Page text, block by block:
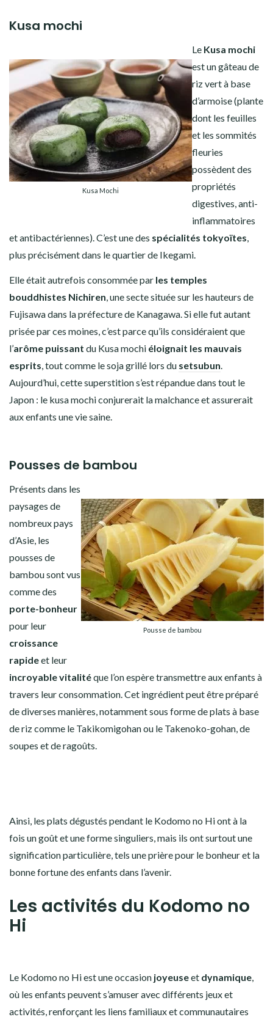
Kusa mochi
Kusa Mochi
Le Kusa mochi
est un gâteau de
riz vert à base
d’armoise (​​plante
dont les feuilles
et les sommités
fleuries
possèdent des
propriétés
digestives, anti-
inflammatoires
et antibactériennes). C’est une des spécialités tokyoïtes,
plus précisément dans le quartier de Ikegami.
Elle était autrefois consommée par les temples
bouddhistes Nichiren, une secte située sur les hauteurs de
Fujisawa dans la préfecture de Kanagawa. Si elle fut autant
prisée par ces moines, c’est parce qu’ils considéraient que
l’arôme puissant du Kusa mochi éloignait les mauvais
esprits, tout comme le soja grillé lors du setsubun.
Aujourd’hui, cette superstition s’est répandue dans tout le
Japon : le kusa mochi conjurerait la malchance et assurerait
aux enfants une vie saine.
Pousses de bambou
Pousse de bambou
Présents dans les
paysages de
nombreux pays
d’Asie, les
pousses de
bambou sont vus
comme des
porte-bonheur
pour leur
croissance
rapideet leur
incroyable vitalitéque l’on espère transmettre aux enfants à
travers leur consommation. Cet ingrédient peut être préparé
de diverses manières, notamment sous forme de plats à base
de riz comme le Takikomigohan ou le Takenoko-gohan, de
soupes et de ragoûts.
Ainsi, les plats dégustés pendant le Kodomo no Hi ont à la
fois un goût et une forme singuliers, mais ils ont surtout une
signification particulière, tels une prière pour le bonheur et la
bonne fortune des enfants dans l’avenir.
Les activités du Kodomo no
Hi
Le Kodomo no Hi est une occasion joyeuseet dynamique,
où les enfants peuvent s’amuser avec différents jeux et
activités, renforçant les liens familiaux et communautaires